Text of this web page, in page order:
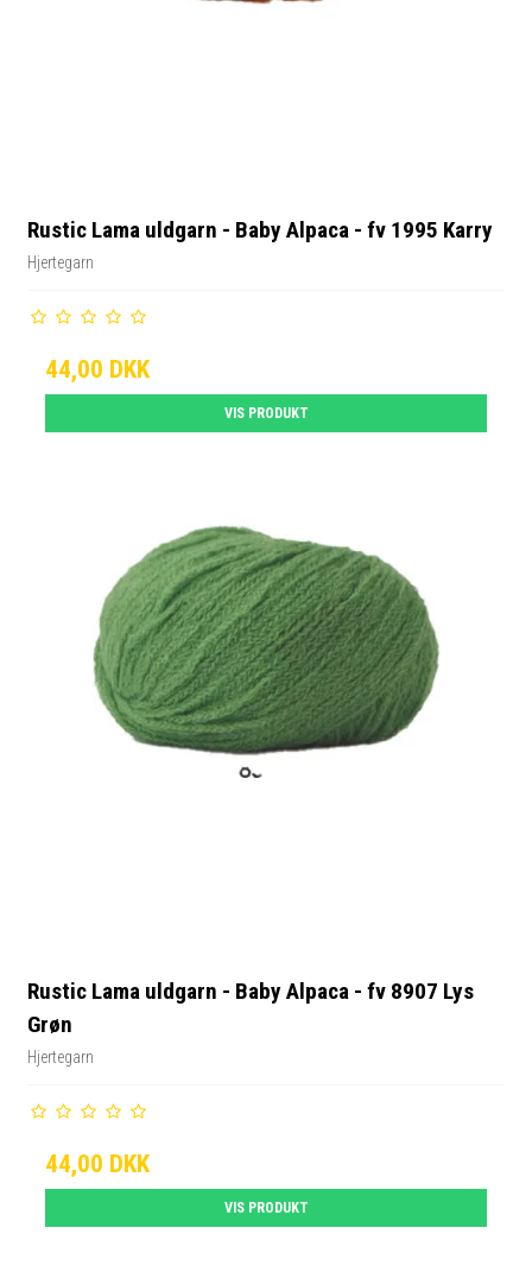
Rustic Lama uldgarn - Baby Alpaca - fv 1995 Karry
Hjertegarn
44,00 DKK
VIS PRODUKT
Rustic Lama uldgarn - Baby Alpaca - fv 8907 Lys
Grøn
Hjertegarn
44,00 DKK
VIS PRODUKT